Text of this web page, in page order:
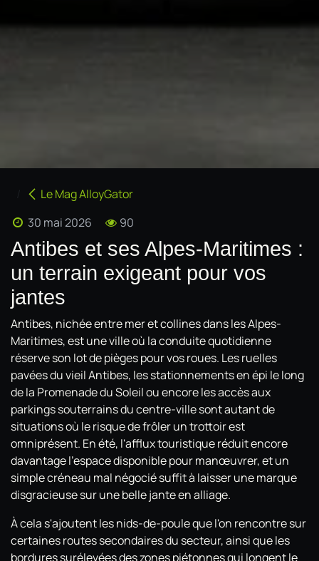
Le Mag AlloyGator
30 mai 2026
90
Antibes et ses Alpes-Maritimes :
un terrain exigeant pour vos
jantes
Antibes, nichée entre mer et collines dans les Alpes-
Maritimes, est une ville où la conduite quotidienne
réserve son lot de pièges pour vos roues. Les ruelles
pavées du vieil Antibes, les stationnements en épi le long
de la Promenade du Soleil ou encore les accès aux
parkings souterrains du centre-ville sont autant de
situations où le risque de frôler un trottoir est
omniprésent. En été, l'afflux touristique réduit encore
davantage l'espace disponible pour manœuvrer, et un
simple créneau mal négocié suffit à laisser une marque
disgracieuse sur une belle jante en alliage.
À cela s'ajoutent les nids-de-poule que l'on rencontre sur
certaines routes secondaires du secteur, ainsi que les
bordures surélevées des zones piétonnes qui longent le